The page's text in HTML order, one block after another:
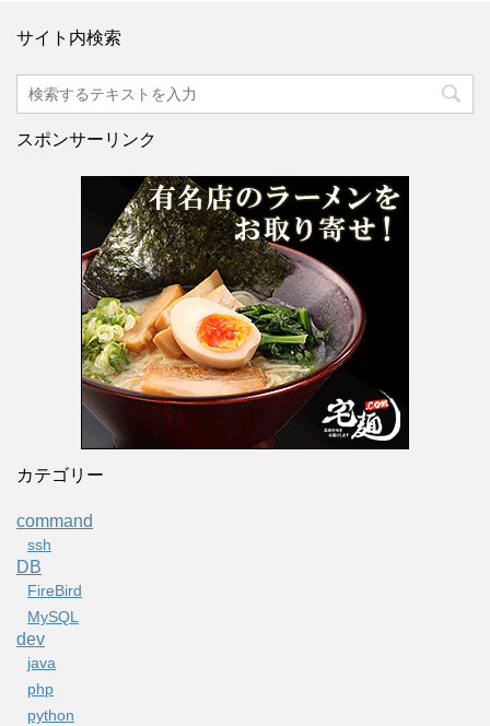
サイト内検索
スポンサーリンク
カテゴリー
command
ssh
DB
FireBird
MySQL
dev
java
php
python